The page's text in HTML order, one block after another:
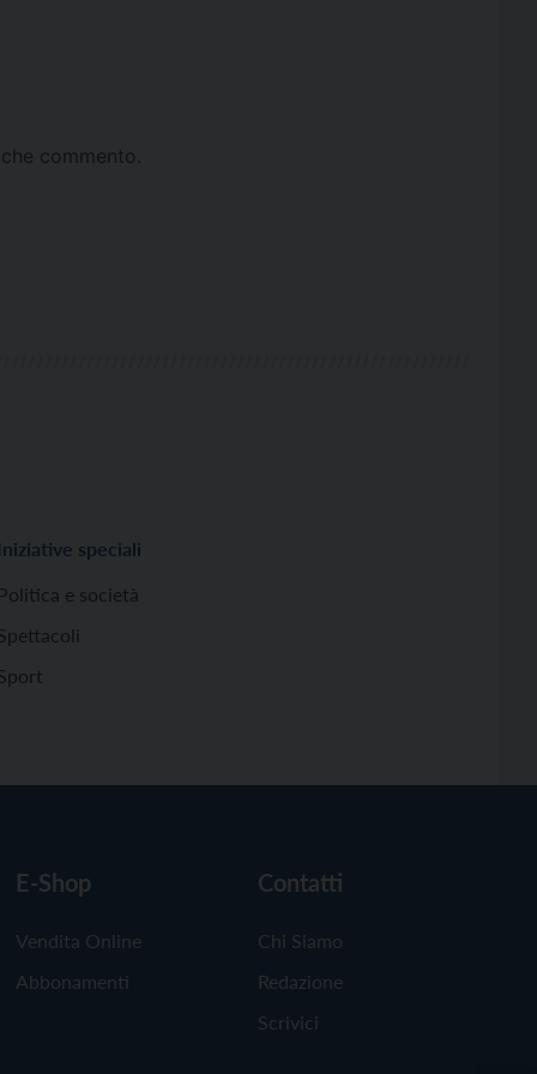
commento.
Iniziative speciali
Politica e società
E-Shop
Vendita Online
Abbonamenti
Contatti
Chi Siamo
Redazione
Scrivici